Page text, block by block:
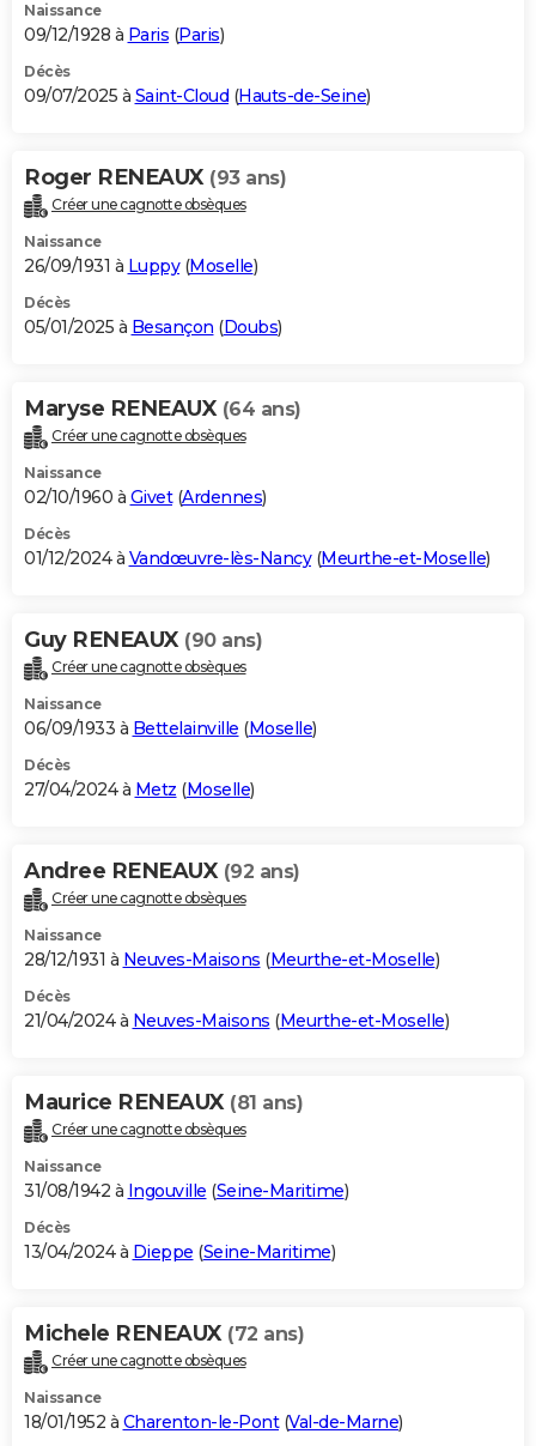
Naissance
09/12/1928 à Paris (Paris)
Décès
09/07/2025 à Saint-Cloud (Hauts-de-Seine)
Roger RENEAUX (93 ans)
Créer une cagnotte obsèques
Naissance
26/09/1931 à Luppy(Moselle)
Décès
05/01/2025 à Besançon (Doubs)
Maryse RENEAUX (64 ans)
Créer une cagnotte obsèques
Naissance
02/10/1960 à Givet(Ardennes)
Décès
01/12/2024 à Vandœuvre-lès-Nancy(Meurthe-et-Moselle)
Guy RENEAUX (90 ans)
Créer une cagnotte obsèques
Naissance
06/09/1933 à Bettelainville (Moselle)
Décès
27/04/2024 à Metz (Moselle)
Andree RENEAUX (92 ans)
Créer une cagnotte obsèques
Naissance
28/12/1931 à Neuves-Maisons (Meurthe-et-Moselle)
Décès
21/04/2024 à Neuves-Maisons (Meurthe-et-Moselle)
Maurice RENEAUX (81 ans)
Créer une cagnotte obsèques
Naissance
31/08/1942 à Ingouville (Seine-Maritime)
Décès
13/04/2024 à Dieppe (Seine-Maritime)
Michele RENEAUX (72 ans)
Créer une cagnotte obsèques
Naissance
18/01/1952 à Charenton-le-Pont(Val-de-Marne)